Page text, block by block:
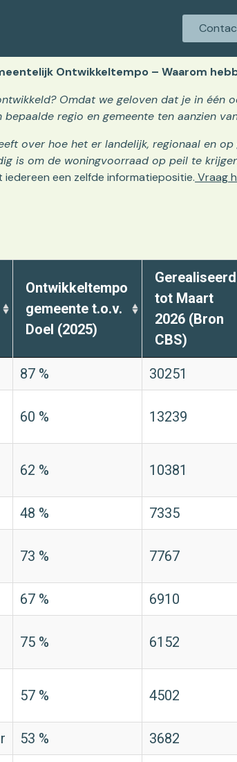
Ontwikkeltempo – Waarom
Omdat we geloven dat je in één
bepaalde regio en gemeente ten aanzien
over hoe het er landelijk, regionaal en
is om de woningvoorraad op peil te
iedereen een zelfde informatiepositie. Vraag
Ontwikkeltempo
gemeente t.o.v.
Doel (2025)
Gerealiseerd
tot Maart
2026 (Bron
CBS)
87 % 30251
60 % 13239
62 % 10381
48 % 7335
73 % 7767
67 % 6910
75 % 6152
57 % 4502
53 % 3682